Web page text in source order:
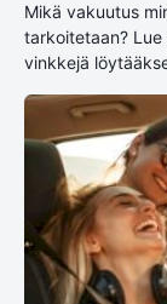
Mikä vakuutus
tarkoitetaan?
vinkkejä